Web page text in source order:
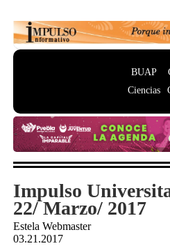
BUAP
Ciencias
Impulso
22/ Marzo/ 2017
Estela Webmaster
03.21.2017